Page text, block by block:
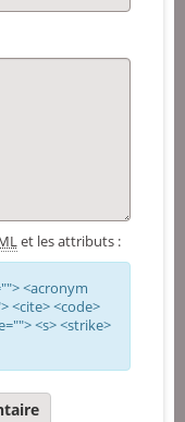
et les attributs :
<acronym
<cite> <code>
<s> <strike>